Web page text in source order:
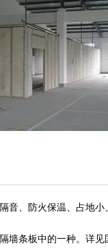
音、防火保温、占地小
条板中的一种。详见